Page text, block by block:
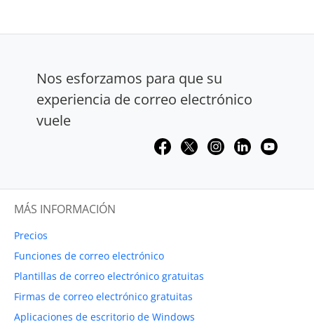
Nos esforzamos para que su
experiencia de correo electrónico
vuele
MÁS INFORMACIÓN
Precios
Funciones de correo electrónico
Plantillas de correo electrónico gratuitas
Firmas de correo electrónico gratuitas
Aplicaciones de escritorio de Windows